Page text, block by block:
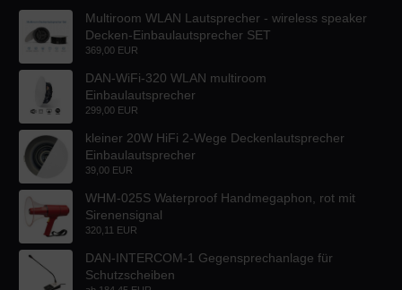
Multiroom WLAN Lautsprecher - wireless speaker
Decken-Einbaulautsprecher SET
369,00 EUR
DAN-WiFi-320 WLAN multiroom
Einbaulautsprecher
299,00 EUR
kleiner 20W HiFi 2-Wege Deckenlautsprecher
Einbaulautsprecher
39,00 EUR
WHM-025S Waterproof Handmegaphon, rot mit
Sirenensignal
320,11 EUR
DAN-INTERCOM-1 Gegensprechanlage für
Schutzscheiben